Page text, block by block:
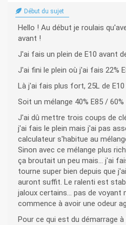
Début du sujet
Hello ! Au début je roulais
avant !
J'ai fais un plein de E10 avant
J'ai fini le plein où j'ai fais 22%
Là j'ai fais plus fort, 25L de E10
Soit un mélange 40% E85 / 60%
J'ai dû mettre trois coups de
j'ai fais le plein mais j'ai pas
calculateur s'habitue au
Sinon avec ce mélange plus
ça broutait un peu mais... j'ai
tourne super bien depuis que
auront suffit. Le ralenti est
jaloux certains... pas de voyant
commence à avoir une odeur
Pour ce qui est du démarrage